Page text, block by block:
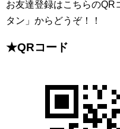
お友達登録はこちらのQR
タン」からどうぞ！！
★QRコード